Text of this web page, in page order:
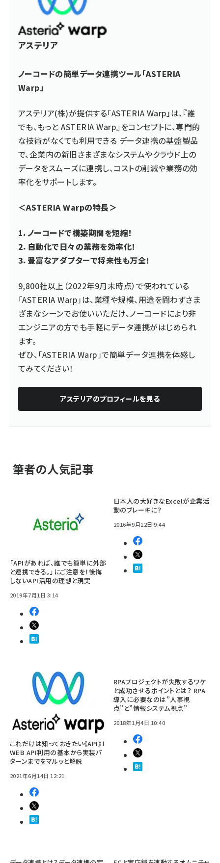
アステリア
ノーコードの簡単データ連携ツール「ASTERIA
Warp」
アステリア(株)が提供する「ASTERIA Warp」は、『誰
でも、もっと ASTERIA Warp』をコンセプトに、専門的
な技術がなくても利用できる データ連携の基盤製品
で、企業内の新旧さまざまなシステムやクラウド上の
データをスムーズに連携し、コストの削減や業務の効
率化をサポートします。
＜ASTERIA Warpの特長＞
1．ノーコードで構築期間を短縮！
2．自動化で日々の業務を効率化！
3．豊富なアダプターで将来性も万全！
9,800社以上（2022年9月末時点）で使われている
「ASTERIA Warp」は、業種や規模、用途を問わずさま
ざまなシーンでお使いいただけ、ノーコードにより非
エンジニアの方でも手軽にデータ連携がはじめられ
ます。
ぜひ、「ASTERIA Warp」で簡単データ連携を体感し
てみてください！
アステリアのプロフィールを見る
筆者の人気記事
「APIがあれば、誰でも簡単に外部
と連携できる。」にご注意を！後悔
しないAPI活用の理想と現実
2019年7月1日 3:14
日本人の大好きなExcelが企業活
動のブレーキに？
2016年9月12日 9:44
これだけは知っておきたい《API》！
WEB API利用の基本から実装パ
ターンまでをマルッと解説
2021年6月14日 12:21
RPAプロジェクトが失敗するワケ
と成功させるポイントとは？ RPA
導入に必要なのは”人事視
点”と”情報システム視点”
2018年1月4日 10:40